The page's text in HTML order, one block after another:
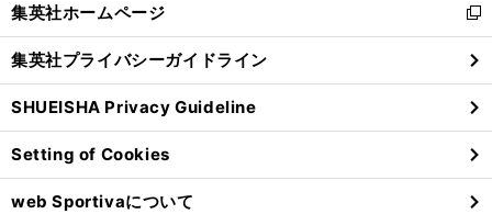
閉
る
集英社ホームページ
新
し
い
ウ
ィ
ン
ド
ウ
で
集英社プライバシーガイドライン
SHUEISHA Privacy Guideline
Setting of Cookies
web Sportivaについて